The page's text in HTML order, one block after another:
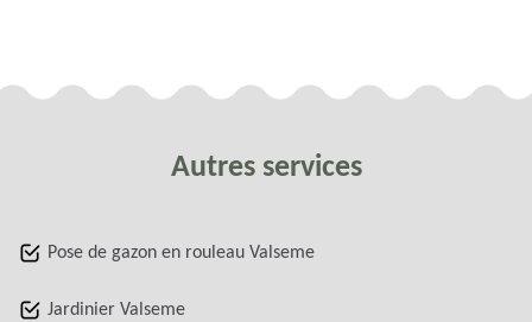
Autres services
Pose de gazon en rouleau Valseme
Jardinier Valseme